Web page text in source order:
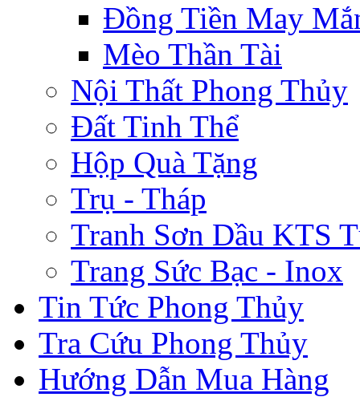
Đồng Tiền May
Mèo Thần Tài
Nội Thất Phong Thủy
Đất Tinh Thể
Hộp Quà Tặng
Trụ - Tháp
Tranh Sơn Dầu KTS
Trang Sức Bạc - Inox
Tin Tức Phong Thủy
Tra Cứu Phong Thủy
Hướng Dẫn Mua Hàng